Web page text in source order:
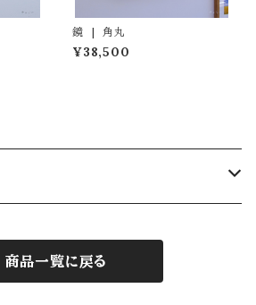
鏡 | 角丸
¥38,500
商品一覧に戻る